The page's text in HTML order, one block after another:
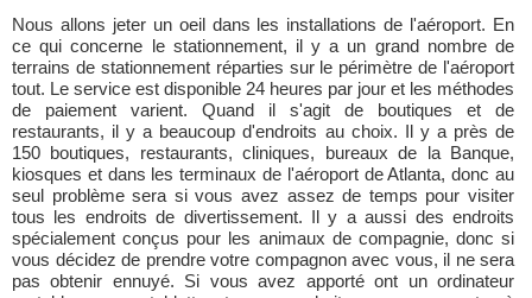
Nous allons jeter un oeil dans les installations de l'aéroport. En
ce qui concerne le stationnement, il y a un grand nombre de
terrains de stationnement réparties sur le périmètre de l'aéroport
tout. Le service est disponible 24 heures par jour et les méthodes
de paiement varient. Quand il s'agit de boutiques et de
restaurants, il y a beaucoup d'endroits au choix. Il y a près de
150 boutiques, restaurants, cliniques, bureaux de la Banque,
kiosques et dans les terminaux de l'aéroport de Atlanta, donc au
seul problème sera si vous avez assez de temps pour visiter
tous les endroits de divertissement. Il y a aussi des endroits
spécialement conçus pour les animaux de compagnie, donc si
vous décidez de prendre votre compagnon avec vous, il ne sera
pas obtenir ennuyé. Si vous avez apporté ont un ordinateur